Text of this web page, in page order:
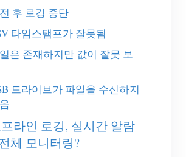
후 로깅 중단
타임스탬프가 잘못됨
은 존재하지만 값이 잘못 보
드라이브가 파일을 수신하지
프라인 로깅, 실시간 알람
체 모니터링?